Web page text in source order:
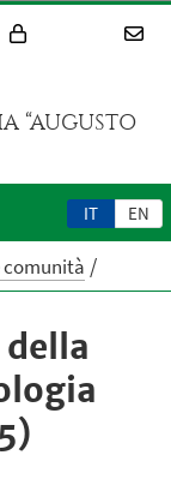
“AUGUSTO
IT EN
comunità